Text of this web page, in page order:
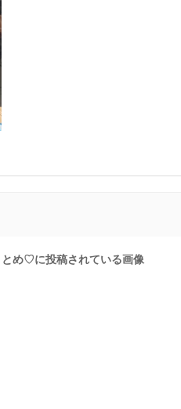
とめ♡に投稿されている画像